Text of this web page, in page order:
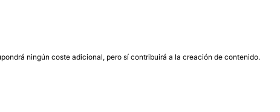
ningún coste adicional, pero sí contribuirá a la creación de contenido.